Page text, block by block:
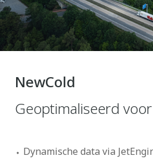
NewCold
Geoptimaliseerd
Dynamische data via